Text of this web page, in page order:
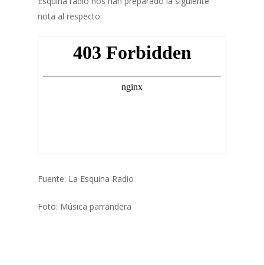
nota al respecto:
Fuente: La Esquina Radio
Foto: Música parrandera